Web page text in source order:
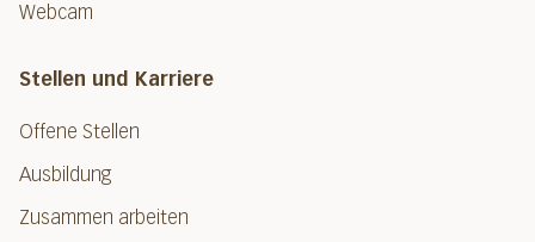
Webcam
Stellen und Karriere
Offene Stellen
Ausbildung
Zusammen arbeiten